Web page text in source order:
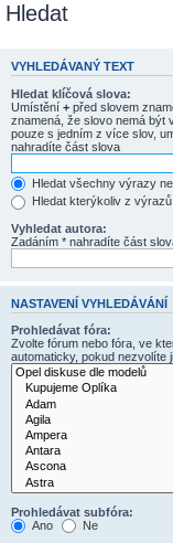
Hledat
VYHLEDÁVANÝ TEXT
Hledat klíčová slova:
Umístění + před slovem
znamená, že slovo nemá být
pouze s jedním z více slov,
nahradíte část slova
Hledat všechny výrazy
Hledat kterýkoliv z výrazů
Vyhledat autora:
Zadáním * nahradíte část
NASTAVENÍ VYHLEDÁVÁNÍ
Prohledávat fóra:
Zvolte fórum nebo fóra, ve
automaticky, pokud nezvolíte
Prohledávat subfóra:
Ano
Ne